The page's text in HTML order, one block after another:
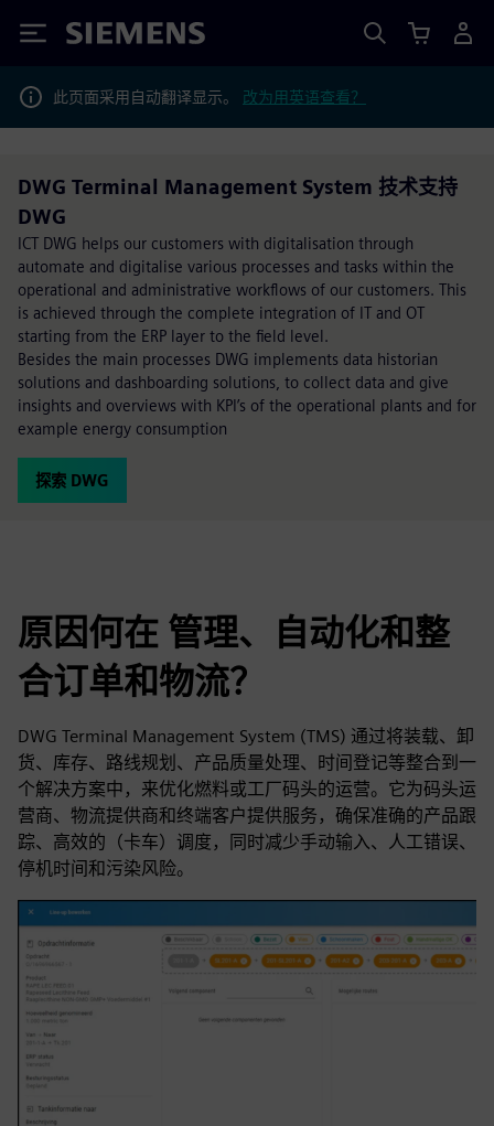
Siemens
此页面采用自动翻译显示。 改为用英语查看？
DWG Terminal Management System 技术支持
DWG
ICT DWG helps our customers with digitalisation through
automate and digitalise various processes and tasks within the
operational and administrative workflows of our customers. This
is achieved through the complete integration of IT and OT
starting from the ERP layer to the field level.
Besides the main processes DWG implements data historian
solutions and dashboarding solutions, to collect data and give
insights and overviews with KPI’s of the operational plants and for
example energy consumption
探索 DWG
原因何在 管理、自动化和整
合订单和物流？
DWG Terminal Management System (TMS) 通过将装载、卸
货、库存、路线规划、产品质量处理、时间登记等整合到一
个解决方案中，来优化燃料或工厂码头的运营。它为码头运
营商、物流提供商和终端客户提供服务，确保准确的产品跟
踪、高效的（卡车）调度，同时减少手动输入、人工错误、
停机时间和污染风险。